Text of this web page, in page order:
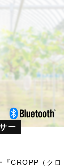
ー
CROPP（クロ